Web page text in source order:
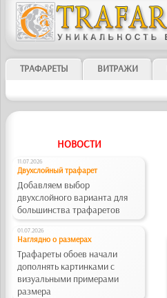
ТРАФАРЕТЫ ВИТРАЖИ
НОВОСТИ
11.07.2026
Двухслойный трафарет
Добавляем выбор
двухслойного варианта для
большинства трафаретов
01.07.2026
Наглядно о размерах
Трафареты обоев начали
дополнять картинками с
визуальными примерами
размера